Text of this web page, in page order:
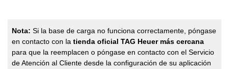
Nota: Si la base de carga no funciona correctamente, póngase
en contacto con la tienda oficial TAG Heuermás cercana
para que la reemplacen o póngase en contacto con el Servicio
de Atención al Cliente desde la configuración de su aplicación